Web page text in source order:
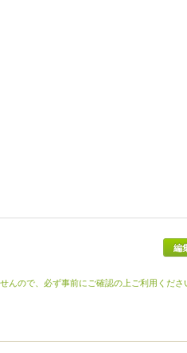
編
んので、必ず事前にご確認の上ご利用くださ